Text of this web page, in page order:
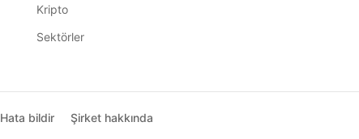
Kripto
Sektörler
Hata bildir Şirket hakkında